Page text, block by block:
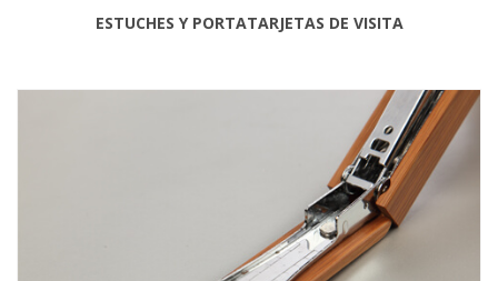
ESTUCHES Y PORTATARJETAS DE VISITA